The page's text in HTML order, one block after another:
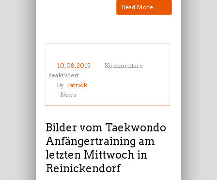
Read More
10, 08, 2015
Kommentare
deaktiviertfür
Bilder
letzten
Mittwoch
in
By Patrick
News
Bilder vom Taekwondo
Anfängertraining am
letzten Mittwoch in
Reinickendorf